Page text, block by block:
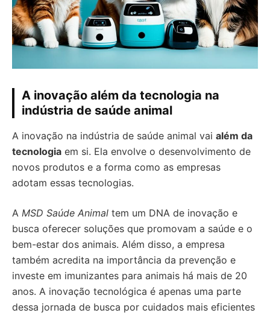
A inovação além da tecnologia na
indústria de saúde animal
A inovação na indústria de saúde animal vai além da
tecnologia em si. Ela envolve o desenvolvimento de
novos produtos e a forma como as empresas
adotam essas tecnologias.
A MSD Saúde Animal tem um DNA de inovação e
busca oferecer soluções que promovam a saúde e o
bem-estar dos animais. Além disso, a empresa
também acredita na importância da prevenção e
investe em imunizantes para animais há mais de 20
anos. A inovação tecnológica é apenas uma parte
dessa jornada de busca por cuidados mais eficientes